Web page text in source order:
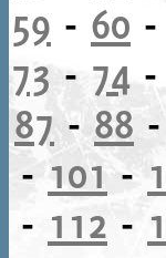
59 - 60 -
73- 74 -
87- 88
-101 -
- 112 -